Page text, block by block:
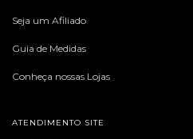
Seja um Afiliado
Guia de Medidas
Conheça nossas Lojas
ATENDIMENTO SITE